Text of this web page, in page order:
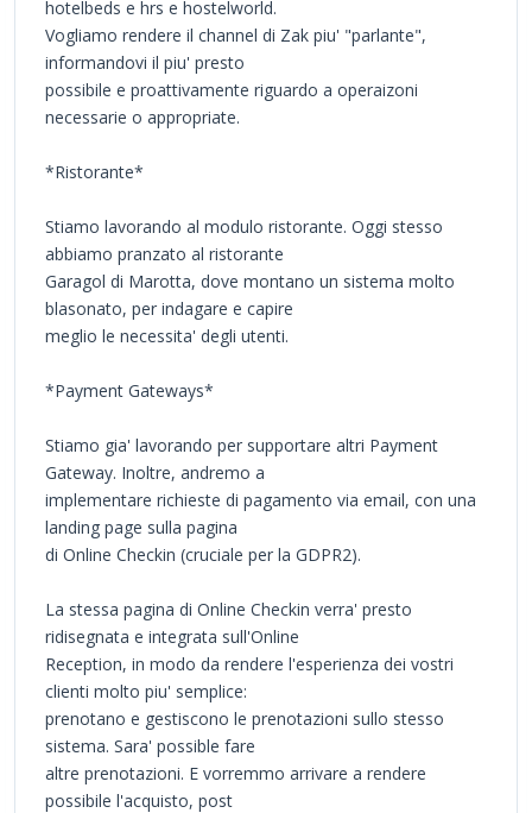
hotelbeds e hrs e hostelworld.
Vogliamo rendere il channel di Zak piu' "parlante",
informandovi il piu' presto
possibile e proattivamente riguardo a operaizoni
necessarie o appropriate.
*Ristorante*
Stiamo lavorando al modulo ristorante. Oggi stesso
abbiamo pranzato al ristorante
Garagol di Marotta, dove montano un sistema molto
blasonato, per indagare e capire
meglio le necessita' degli utenti.
*Payment Gateways*
Stiamo gia' lavorando per supportare altri Payment
Gateway. Inoltre, andremo a
implementare richieste di pagamento via email, con una
landing page sulla pagina
di Online Checkin (cruciale per la GDPR2).
La stessa pagina di Online Checkin verra' presto
ridisegnata e integrata sull'Online
Reception, in modo da rendere l'esperienza dei vostri
clienti molto piu' semplice:
prenotano e gestiscono le prenotazioni sullo stesso
sistema. Sara' possible fare
altre prenotazioni. E vorremmo arrivare a rendere
possibile l'acquisto, post